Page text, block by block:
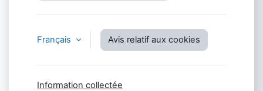
Français Avis relatif aux cookies
Information collectée